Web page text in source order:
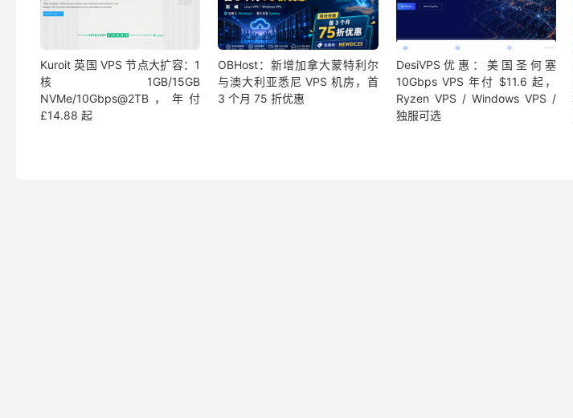
Kuroit 英国 VPS 节点大扩容：1
核1GB/15GB
NVMe/10Gbps@2TB，年付
£14.88 起
OBHost：新增加拿大蒙特利尔
与澳大利亚悉尼 VPS 机房，首
3 个月 75 折优惠
DesiVPS优惠：美国圣何塞
10Gbps VPS 年付 $11.6 起，
Ryzen VPS / Windows VPS /
独服可选